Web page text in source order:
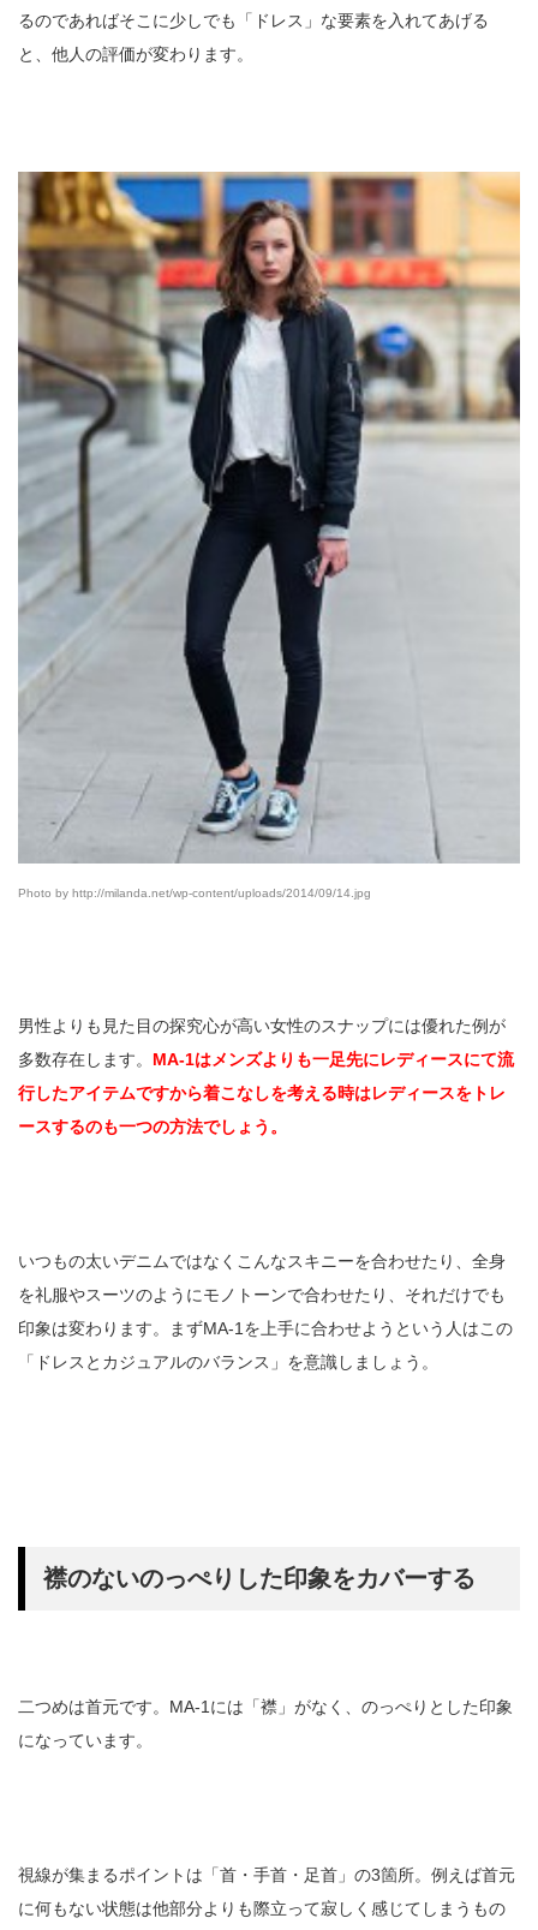
るのであればそこに少しでも「ドレス」な要素を入れてあげる
と、他人の評価が変わります。
Photo by http://milanda.net/wp-content/uploads/2014/09/14.jpg
男性よりも見た目の探究心が高い女性のスナップには優れた例が
多数存在します。 MA-1はメンズよりも一足先にレディースにて流
行したアイテムですから着こなしを考える時はレディースをトレ
ースするのも一つの方法でしょう。
いつもの太いデニムではなくこんなスキニーを合わせたり、全身
を礼服やスーツのようにモノトーンで合わせたり、それだけでも
印象は変わります。まずMA-1を上手に合わせようという人はこの
「ドレスとカジュアルのバランス」を意識しましょう。
襟のないのっぺりした印象をカバーする
二つめは首元です。MA-1には「襟」がなく、のっぺりとした印象
になっています。
視線が集まるポイントは「首・手首・足首」の3箇所。例えば首元
に何もない状態は他部分よりも際立って寂しく感じてしまうもの